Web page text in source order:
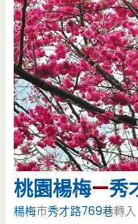
桃園楊梅—秀
楊梅市秀才路769巷轉入